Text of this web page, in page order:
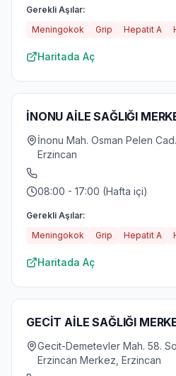
Gerekli Aşılar:
Meningokok
Grip Hepatit A
Haritada Aç
İNONU AİLE SAĞLIĞI
İnonu Mah. Osman Pelen
Erzincan
08:00 - 17:00 (Hafta içi)
Gerekli Aşılar:
Meningokok
Grip Hepatit A
Haritada Aç
GECİT AİLE SAĞLIĞI
Gecit-Demetevler Mah. 58.
Erzincan Merkez, Erzincan